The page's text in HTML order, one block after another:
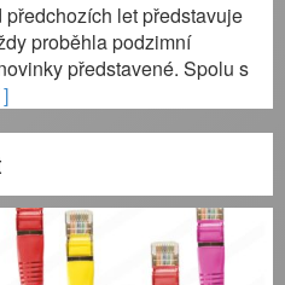
let představuje
proběhla podzimní
představené. Spolu s